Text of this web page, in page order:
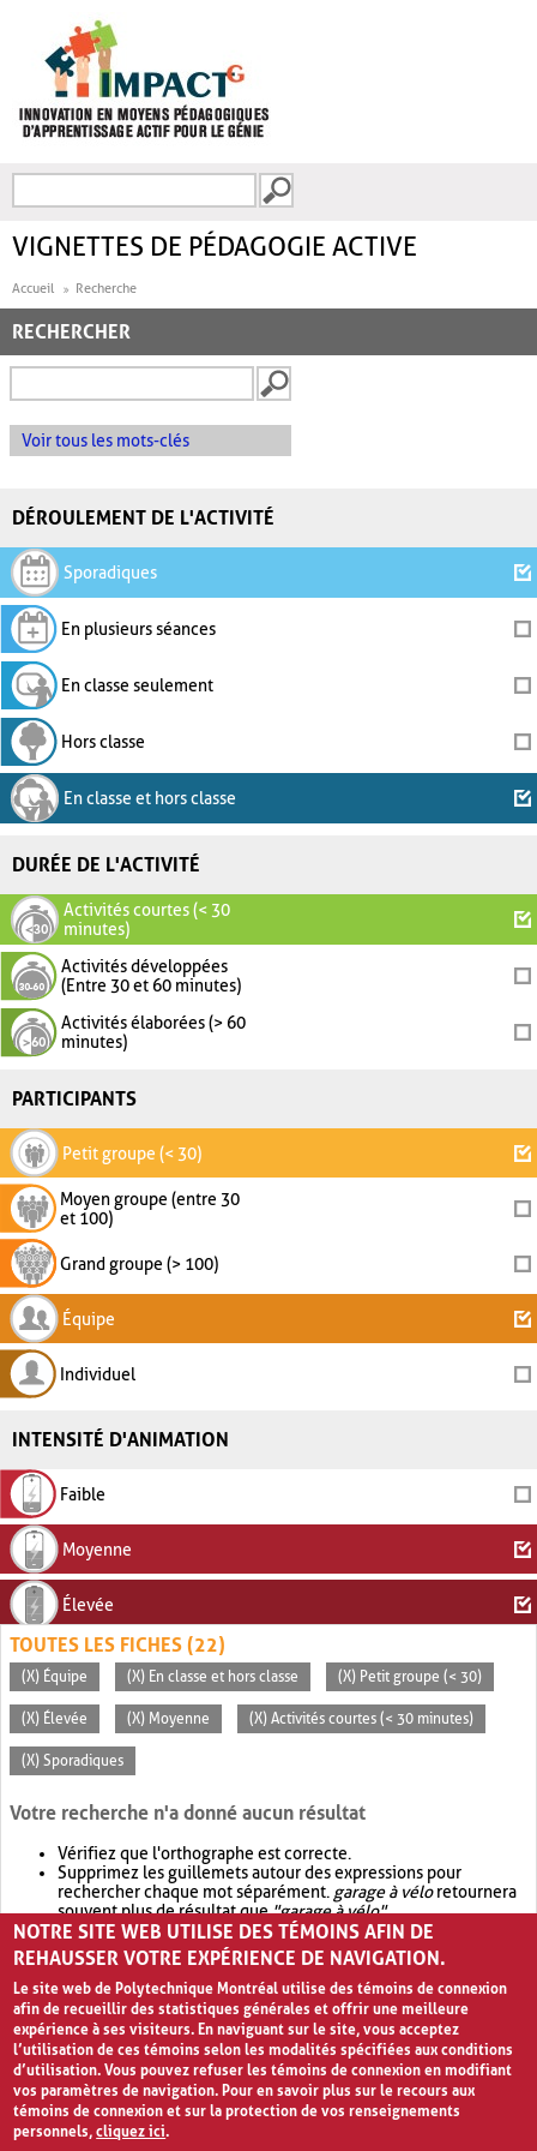
FORMULAIRE DE
VIGNETTES DE PÉDAGOGIE ACTIVE
Accueil Recherche
RECHERCHER
Voir tous les mots-clés
DÉROULEMENT DE L'ACTIVITÉ
Sporadiques
En plusieurs séances
En classe seulement
Hors classe
En classe et hors classe
DURÉE DE L'ACTIVITÉ
Activités courtes (< 30
minutes)
Activités développées
(Entre 30 et 60 minutes)
Activités élaborées (> 60
minutes)
PARTICIPANTS
Petit groupe (< 30)
Moyen groupe (entre 30
et 100)
Grand groupe (> 100)
Équipe
Individuel
INTENSITÉ D'ANIMATION
Faible
Moyenne
Élevée
TOUTES LES FICHES (22)
(X) Équipe (X) En classe et hors classe (X) Petit groupe (< 30)
(X) Élevée (X) Moyenne (X) Activités courtes (< 30 minutes)
(X) Sporadiques
Votre recherche n'a donné aucun résultat
Vérifiez que l'orthographe est correcte.
Supprimez les guillemets autour des expressions pour
rechercher chaque mot séparément. garage à véloretournera
souvent plus de résultat que"garage à vélo".
Envisagez d'élargir votre recherche avec OR.garage OR vélo
retournera souvent plus de résultat quegarage à vélo
NOTRE SITE WEB UTILISE DES TÉMOINS AFIN DE
REHAUSSER VOTRE EXPÉRIENCE DE NAVIGATION.
Le site web de Polytechnique Montréal utilise des témoins de connexion
afin de recueillir des statistiques générales et offrir une meilleure
expérience à ses visiteurs. En naviguant sur le site, vous acceptez
l’utilisation de ces témoins selon les modalités spécifiées aux conditions
d’utilisation. Vous pouvez refuser les témoins de connexion en modifiant
vos paramètres de navigation. Pour en savoir plus sur le recours aux
témoins de connexion et sur la protection de vos renseignements
personnels,cliquez ici.